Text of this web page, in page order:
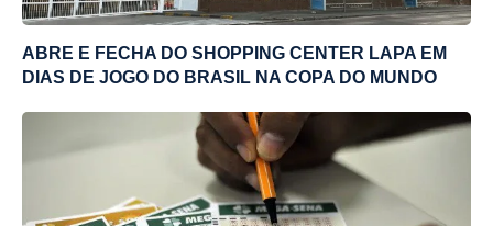
ABRE E FECHA DO SHOPPING CENTER LAPA EM
DIAS DE JOGO DO BRASIL NA COPA DO MUNDO